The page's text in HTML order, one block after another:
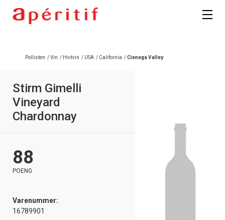
Pollisten /Vin / Hvitvin / USA / California /Cienega Valley
Stirm Gimelli
Vineyard
Chardonnay
88
POENG
Varenummer:
16789901